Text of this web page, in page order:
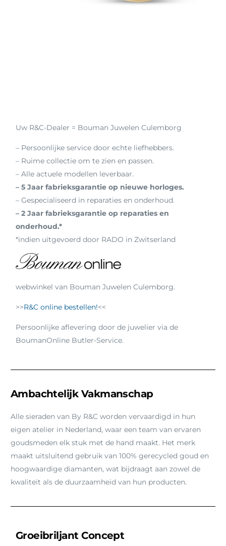
Uw R&C-Dealer = Bouman Juwelen Culemborg
– Persoonlijke service door echte liefhebbers.
– Ruime collectie om te zien en passen.
– Alle actuele modellen leverbaar.
– 5 Jaar fabrieksgarantie op nieuwe horloges.
– Gespecialiseerd in reparaties en onderhoud.
– 2 Jaar fabrieksgarantie op reparaties en
onderhoud.*
*indien uitgevoerd door RADO in Zwitserland
webwinkel van Bouman Juwelen Culemborg.
>>R&C online bestellen!<<
Persoonlijke aflevering door de juwelier via de
BoumanOnline Butler-Service.
Ambachtelijk Vakmanschap
Alle sieraden van By R&C worden vervaardigd in hun
eigen atelier in Nederland, waar een team van ervaren
goudsmeden elk stuk met de hand maakt. Het merk
maakt uitsluitend gebruik van 100% gerecycled goud en
hoogwaardige diamanten, wat bijdraagt aan zowel de
kwaliteit als de duurzaamheid van hun producten.
Groeibriljant Concept